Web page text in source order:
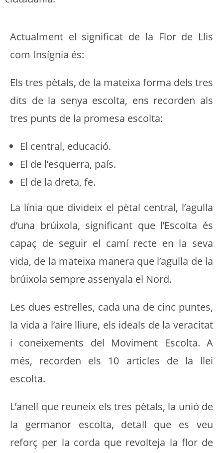
Actualment el significat de la Flor de Llis
com Insígnia és:
Els tres pètals, de la mateixa forma dels tres
dits de la senya escolta, ens recorden als
tres punts de la promesa escolta:
El central, educació.
El de l’esquerra, país.
El de la dreta, fe.
La línia que divideix el pètal central, l’agulla
d’una brúixola, significant que l’Escolta és
capaç de seguir el camí recte en la seva
vida, de la mateixa manera que l’agulla de la
brúixola sempre assenyala el Nord.
Les dues estrelles, cada una de cinc puntes,
la vida a l’aire lliure, els ideals de la veracitat
i coneixements del Moviment Escolta. A
més, recorden els 10 articles de la llei
escolta.
L’anell que reuneix els tres pètals, la unió de
la germanor escolta, detall que es veu
reforç per la corda que revolteja la flor de